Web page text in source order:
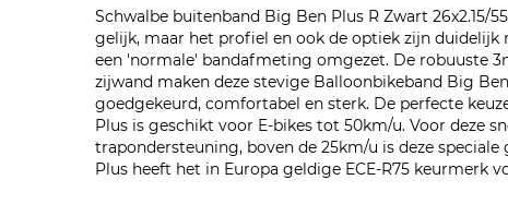
Schwalbe buitenband Big Ben Plus R Zwart 26x2.15/
gelijk, maar het profiel en ook de optiek zijn duidelijk
een 'normale' bandafmeting omgezet. De robuuste
zijwand maken deze stevige Balloonbikeband Big
goedgekeurd, comfortabel en sterk. De perfecte
Plus is geschikt voor E-bikes tot 50km/u. Voor deze
trapondersteuning, boven de 25km/u is deze
Plus heeft het in Europa geldige ECE-R75 keurmerk